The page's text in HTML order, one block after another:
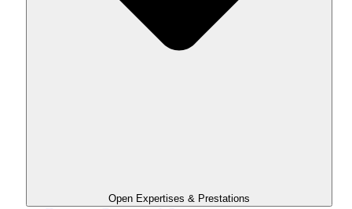
Open Expertises & Prestations